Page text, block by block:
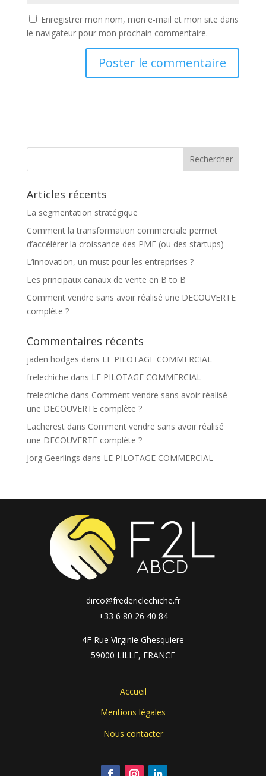
Enregistrer mon nom, mon e-mail et mon site dans
le navigateur pour mon prochain commentaire.
i
v
:
Articles récents
La segmentation stratégique
Comment la transformation commerciale permet
d’accélérer la croissance des PME (ou des startups)
L’innovation, un must pour les entreprises ?
Les principaux canaux de vente en B to B
Comment vendre sans avoir réalisé une DECOUVERTE
complète ?
Commentaires récents
jaden hodges dans LE PILOTAGE COMMERCIAL
frelechiche dans LE PILOTAGE COMMERCIAL
frelechiche dans Comment vendre sans avoir réalisé
une DECOUVERTE complète ?
Lacherestdans Comment vendre sans avoir réalisé
une DECOUVERTE complète ?
Jorg Geerlings dans LE PILOTAGE COMMERCIAL
dirco@fredericlechiche.fr
+33 6 80 26 40 84
4F Rue Virginie Ghesquiere
59000 LILLE, FRANCE
Accueil
Mentions légales
Nous contacter